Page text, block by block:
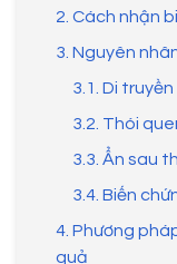
2. Cách nhận
3. Nguyên
3.1. Di truyền
3.2. Thói
3.3. Ẩn sau
3.4. Biến
4. Phương
quả